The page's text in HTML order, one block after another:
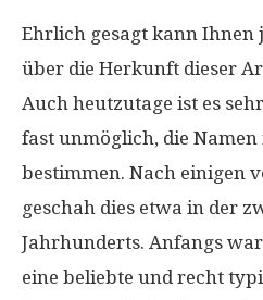
Ehrlich gesagt kann Ihnen
über die Herkunft dieser
Auch heutzutage ist es
fast unmöglich, die
bestimmen. Nach einigen
geschah dies etwa in der
Jahrhunderts. Anfangs
eine beliebte und recht